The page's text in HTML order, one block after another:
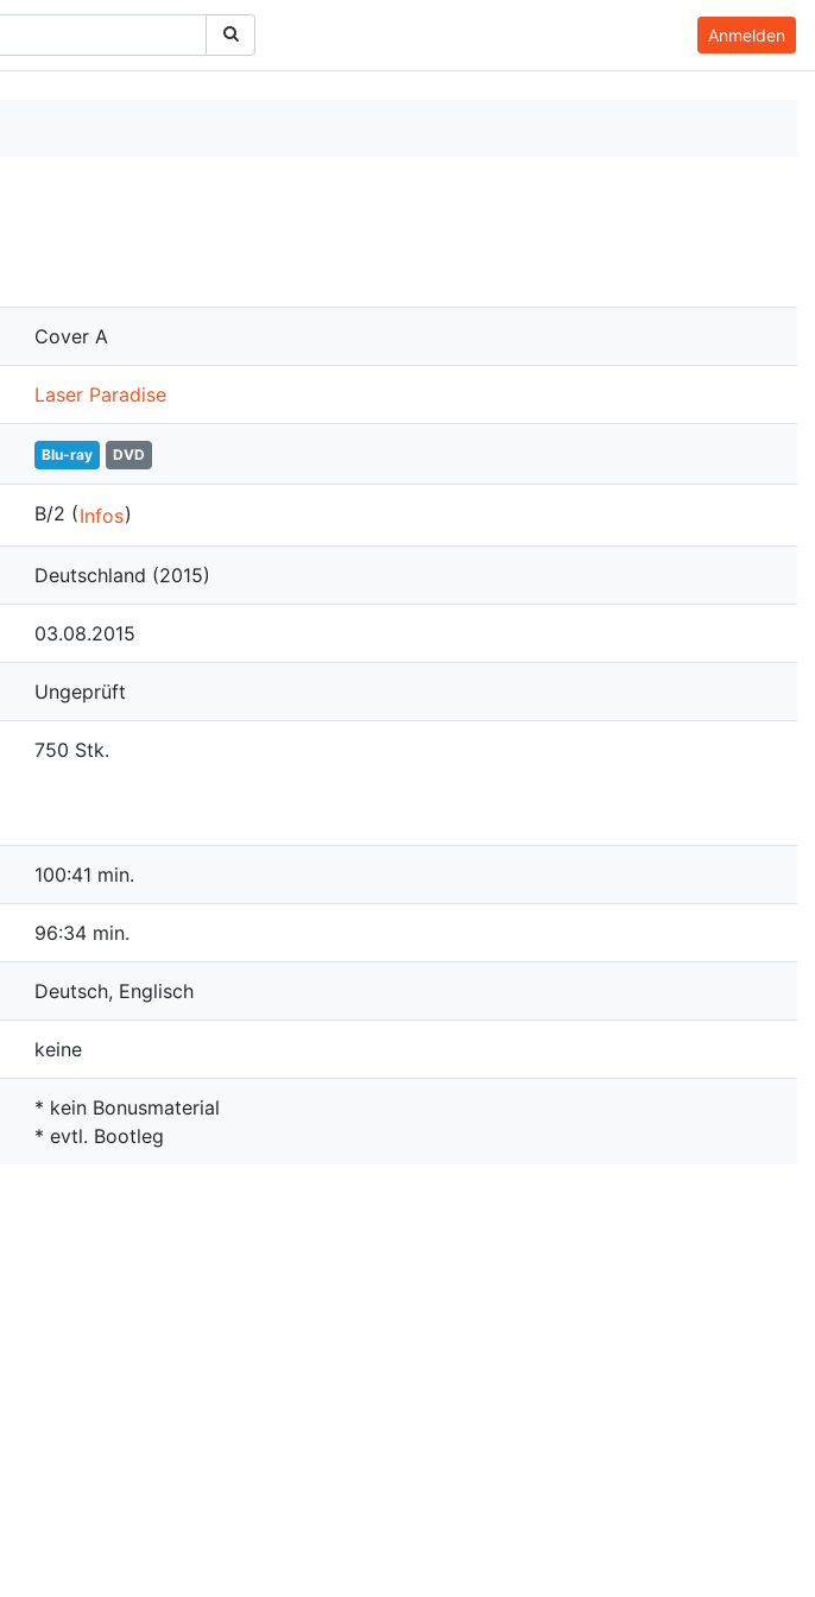
Anmelden
Cover A
Laser Paradise
Blu-ray DVD
B/2 (Infos)
Deutschland (2015)
03.08.2015
Ungeprüft
750 Stk.
100:41 min.
96:34 min.
Deutsch, Englisch
keine
* kein Bonusmaterial
* evtl. Bootleg